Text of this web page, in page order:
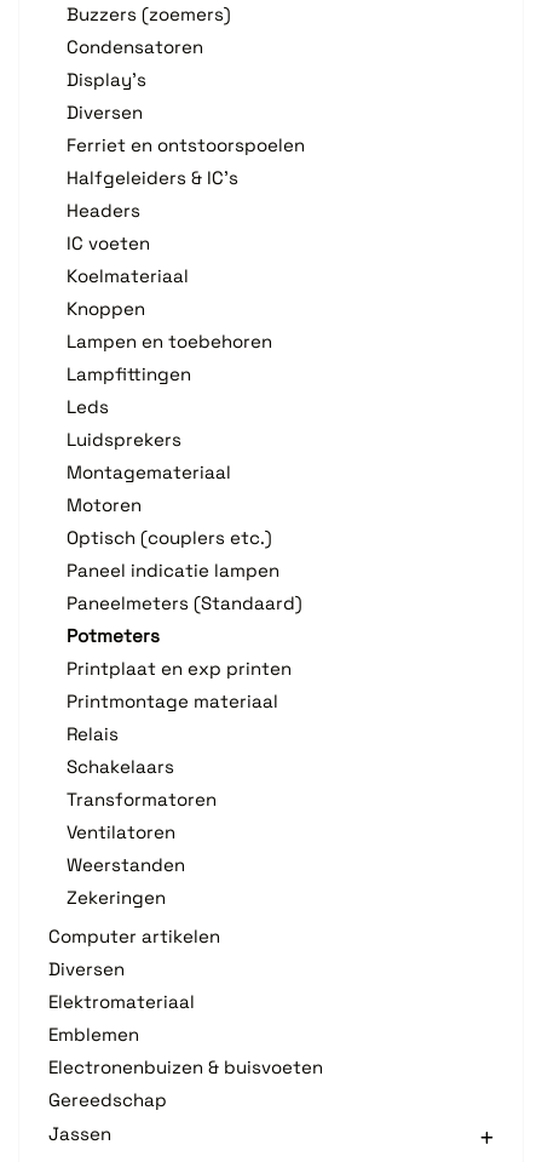
Buzzers (zoemers)
Condensatoren
Display's
Diversen
Ferriet en ontstoorspoelen
Halfgeleiders & IC's
Headers
IC voeten
Koelmateriaal
Knoppen
Lampen en toebehoren
Lampfittingen
Leds
Luidsprekers
Montagemateriaal
Motoren
Optisch (couplers etc.)
Paneel indicatie lampen
Paneelmeters (Standaard)
Potmeters
Printplaat en exp printen
Printmontage materiaal
Relais
Schakelaars
Transformatoren
Ventilatoren
Weerstanden
Zekeringen
Computer artikelen
Diversen
Elektromateriaal
Emblemen
Electronenbuizen & buisvoeten
Gereedschap
Jassen